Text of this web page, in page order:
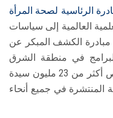
الرئاسية لصحة المرأة
العالمية إلى سياسات
الكشف المبكر عن
في منطقة الشرق
الأوسط وأفريقيا، حيث نجحت في فحص أكثر من 23 مليون سيدة
المنتشرة في جميع أنحاء